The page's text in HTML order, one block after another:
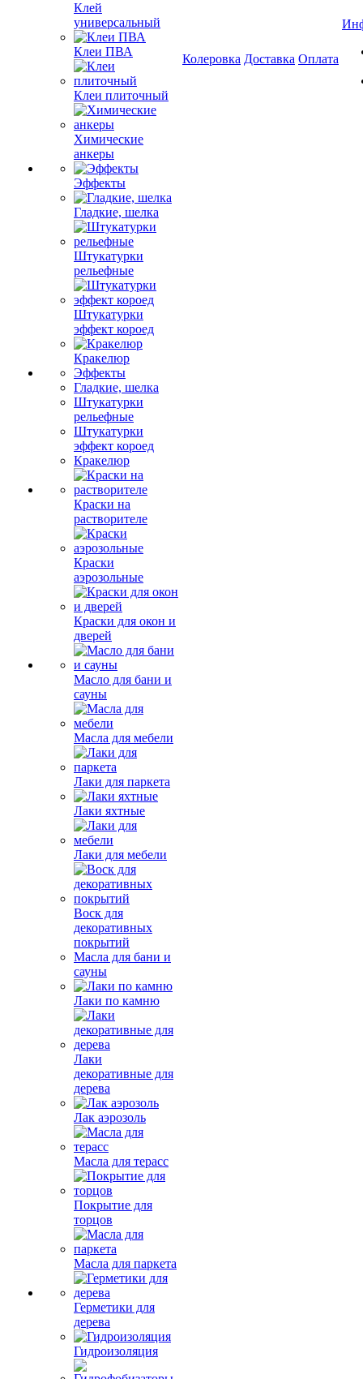
Клей
универсальный
Клеи ПВА
Клеи плиточный
Химические
анкеры
Эффекты
Гладкие, шелка
Штукатурки
рельефные
Штукатурки
эффект короед
Кракелюр
Эффекты
Гладкие, шелка
Штукатурки
рельефные
Штукатурки
эффект короед
Кракелюр
Краски на
растворителе
Краски
аэрозольные
Краски для окон и
дверей
Масло для бани и
сауны
Масла для мебели
Лаки для паркета
Лаки яхтные
Лаки для мебели
Воск для
декоративных
покрытий
Масла для бани и
сауны
Лаки по камню
Лаки
декоративные для
дерева
Лак аэрозоль
Масла для терасс
Покрытие для
торцов
Масла для паркета
Герметики для
дерева
Гидроизоляция
Колеровка Доставка Оплата